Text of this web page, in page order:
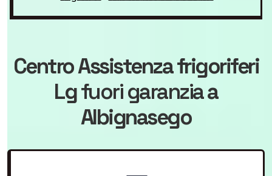
Centro Assistenza frigoriferi
Lgfuori garanziaa
Albignasego